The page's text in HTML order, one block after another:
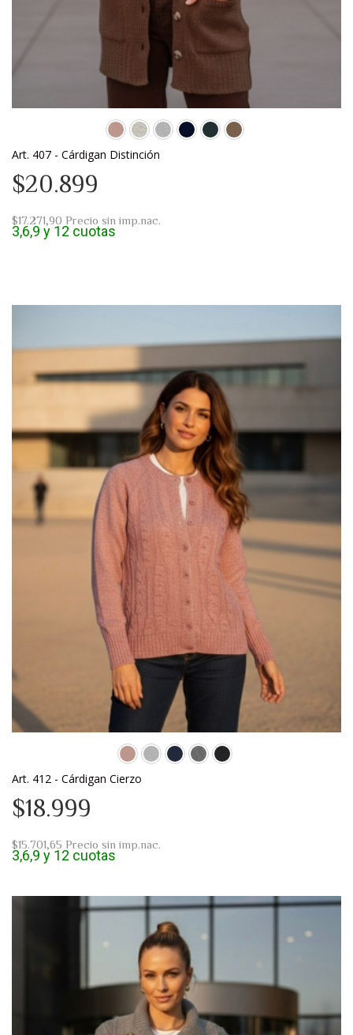
Art. 407 - Cárdigan Distinción
$20.899
$17.271,90 Precio sin imp.nac.
3,6,9 y 12 cuotas
Art. 412 - Cárdigan Cierzo
$18.999
$15.701,65 Precio sin imp.nac.
3,6,9 y 12 cuotas